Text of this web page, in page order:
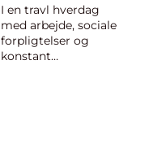
trygge hænder
I en travl hverdag
med arbejde, sociale
forpligtelser og
konstant